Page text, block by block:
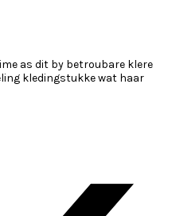
as dit by betroubare klere
kledingstukke wat haar